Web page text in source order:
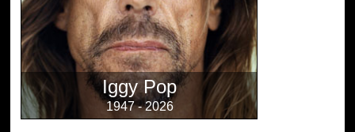
Iggy Pop
1947 - 2026